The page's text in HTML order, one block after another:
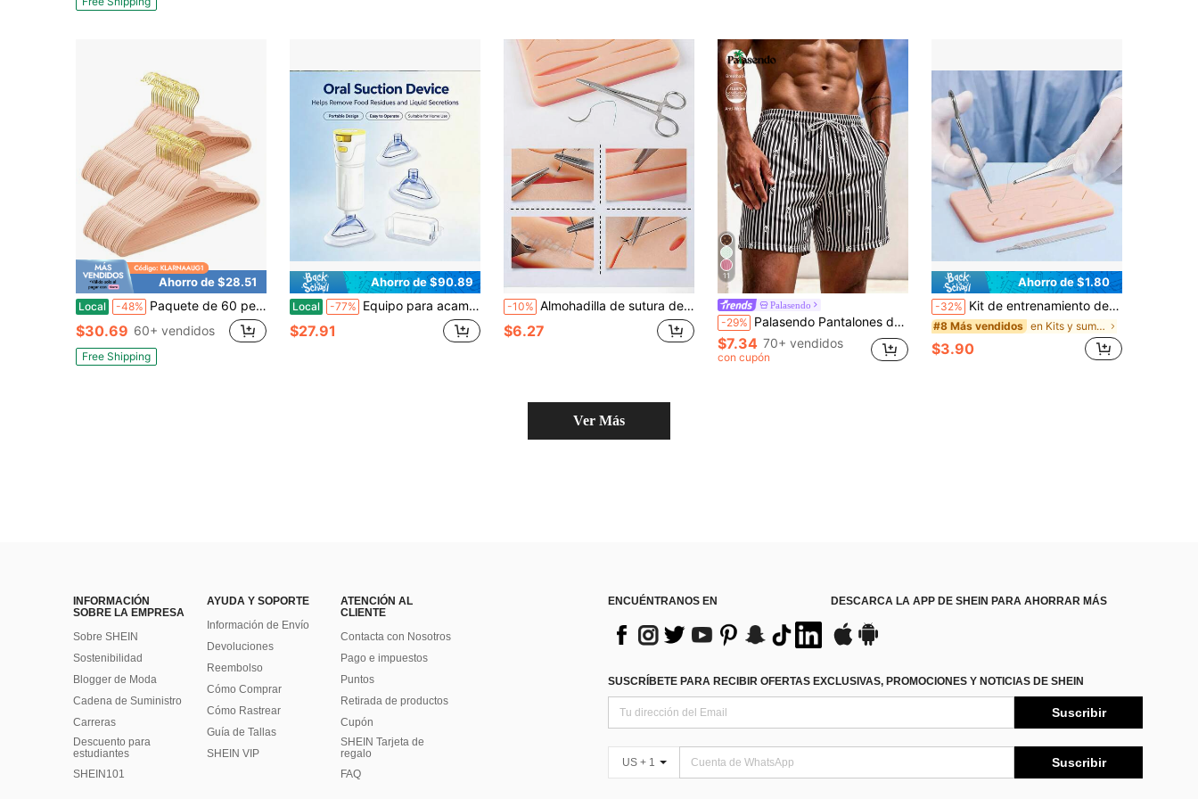
Ahorro de $28.51
Local -48% Paquete de 60 perchas de terciopelo rosa, perchas antideslizantes de alta resistencia con ganchos dorados giratorios de 360°, perchas delgadas que ahorran espacio para abrigos, camisas, vestidos y pantalones.
$30.69 60+ vendidos
Free Shipping
Ahorro de $90.89
Local -77% Equipo para acampar y hacer senderismo > Cuidado personal al aire libre > Productos de higiene Acampada, senderismo, exploración, actividades todoterreno y otras actividades al aire libre, herramientas de supervivencia para vehículos, kits de emergencia, juegos de herramientas para acampar
$27.91
-10% Almohadilla de sutura de piel, kit de entrenamiento de sutura quirúrgica, conjunto de práctica de sutura de anatomía de Gray, accesorios de trauma, adecuado para estudiantes de medicina y médicos
$6.27
11
Palasendo
-29% Palasendo Pantalones de playa para hombre con estampado de rayas verticales amarillas y blancas con palmeras de coco, cintura elástica con cordón, ajuste holgado, longitud hasta la rodilla, shorts de natación para vacaciones en la playa / shorts casuales para la piscina
$7.34 70+ vendidos
con cupón
Ahorro de $1.80
-32% Kit de entrenamiento de sutura quirúrgica Skin Operate Pad, kit de práctica de sutura de anatomía de Gray, accesorios de trauma para estudiantes de medicina y médicos
#8 Más vendidos en Kits y suministros de emergencia
$3.90
Ver Más
INFORMACIÓN
SOBRE LA EMPRESA
Sobre SHEIN
Sostenibilidad
Blogger de Moda
Cadena de Suministro
Carreras
Descuento para
estudiantes
SHEIN101
AYUDA Y SOPORTE
Información de Envío
Devoluciones
Reembolso
Cómo Comprar
Cómo Rastrear
Guía de Tallas
SHEIN VIP
ATENCIÓN AL
CLIENTE
Contacta con Nosotros
Pago e impuestos
Puntos
Retirada de productos
Cupón
SHEIN Tarjeta de
regalo
FAQ
ENCUÉNTRANOS EN DESCARCA LA APP DE SHEIN PARA AHORRAR MÁS
SUSCRÍBETE PARA RECIBIR OFERTAS EXCLUSIVAS, PROMOCIONES Y NOTICIAS DE SHEIN
Suscribir
US + 1 Suscribir